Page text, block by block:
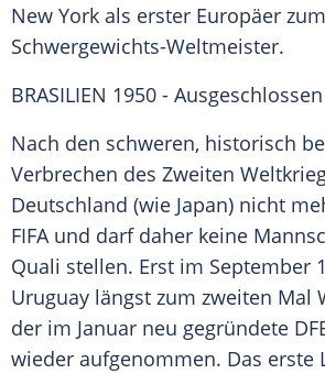
New York als erster Europäer zum
Schwergewichts-Weltmeister.
BRASILIEN 1950 - Ausgeschlossen
Nach den schweren, historisch
Verbrechen des Zweiten
Deutschland (wie Japan) nicht
FIFA und darf daher keine
Quali stellen. Erst im September
Uruguay längst zum zweiten Mal
der im Januar neu gegründete
wieder aufgenommen. Das erste